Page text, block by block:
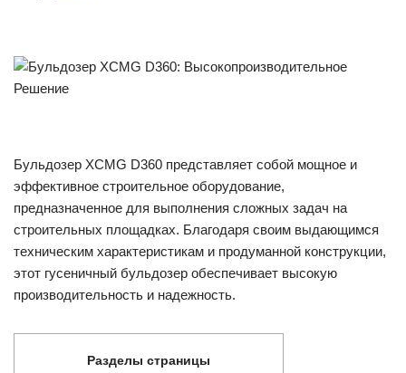
Бульдозер XCMG D360 представляет собой мощное и
эффективное строительное оборудование,
предназначенное для выполнения сложных задач на
строительных площадках. Благодаря своим выдающимся
техническим характеристикам и продуманной конструкции,
этот гусеничный бульдозер обеспечивает высокую
производительность и надежность.
Разделы страницы